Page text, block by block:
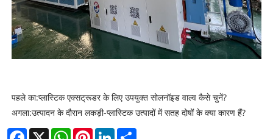
पहले का:प्लास्टिक एक्सट्रूडर के लिए उपयुक्त सोलनॉइड वाल्व कैसे चुनें?
अगला:उत्पादन के दौरान लकड़ी-प्लास्टिक उत्पादों में सतह दोषों के क्या कारण हैं?
Facebook
X WhatsAppPinterestLinkedIn